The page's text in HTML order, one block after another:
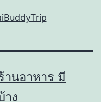
นอาหาร มี
าง